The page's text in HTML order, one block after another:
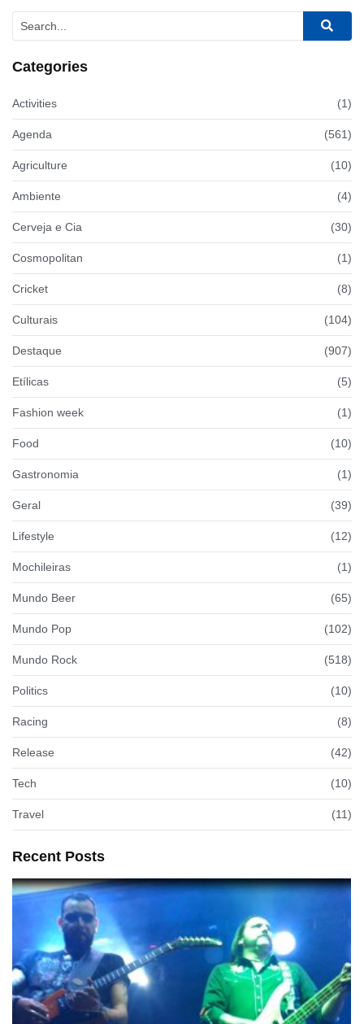
Categories
Activities (1)
Agenda (561)
Agriculture (10)
Ambiente (4)
Cerveja e Cia (30)
Cosmopolitan (1)
Cricket (8)
Culturais (104)
Destaque (907)
Etílicas (5)
Fashion week (1)
Food (10)
Gastronomia (1)
Geral (39)
Lifestyle (12)
Mochileiras (1)
Mundo Beer (65)
Mundo Pop (102)
Mundo Rock (518)
Politics (10)
Racing (8)
Release (42)
Tech (10)
Travel (11)
Recent Posts